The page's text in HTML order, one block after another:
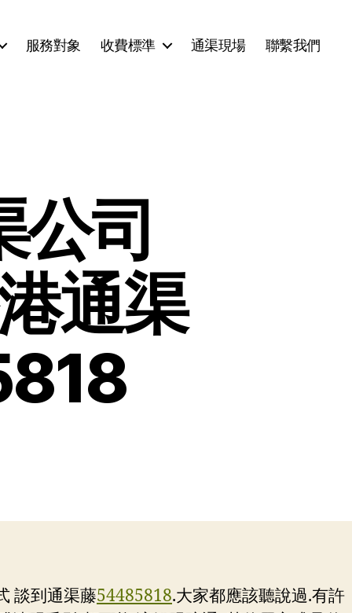
服務對象 收費標準 通渠現場 聯繫我們
司
通渠
談到通渠藤54485818.大家都應該聽說過.有許